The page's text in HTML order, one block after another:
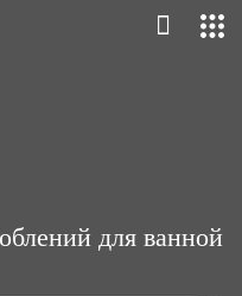
для ванной